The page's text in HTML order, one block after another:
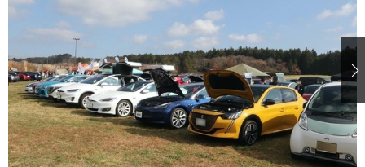
注目の記事
ショップレポート 愛車 File
自動車豆知識 ストップ！不具合修理＆粗悪修理
鈑金・塗装
ディテイリング
ディテイリング 洗車
ヘッドライト磨き コーティング
フィルム・ラッピング
鈑金・塗装
小キズ直し 防錆
特集記事
ストップ 不具合修理＆粗悪修理
カーメーカー「旧車」関連プロジェ
ショップ紹介